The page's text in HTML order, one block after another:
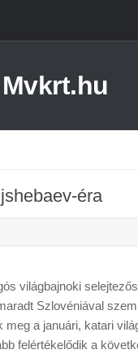
Mvkrt.hu
éra
világbajnoki
Szlovéniával
meg a januári, katari
felértékelődik a